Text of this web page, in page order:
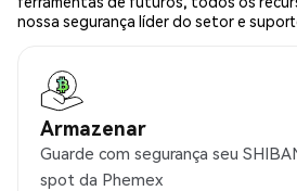
nossa segurança líder do setor e
Armazenar
Guarde com segurança seu
spot da Phemex